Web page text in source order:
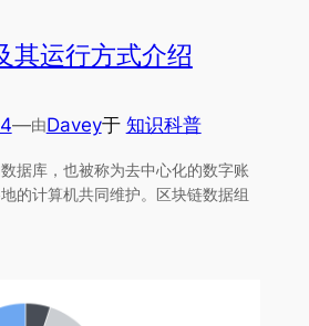
其运行方式介绍
—由Davey于 知识科普
据库，也被称为去中心化的数字账
的计算机共同维护。区块链数据组